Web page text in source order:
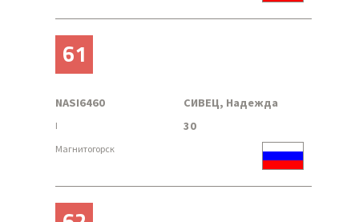
61
NASI6460 СИВЕЦ, Надежда
I 30
Магнитогорск